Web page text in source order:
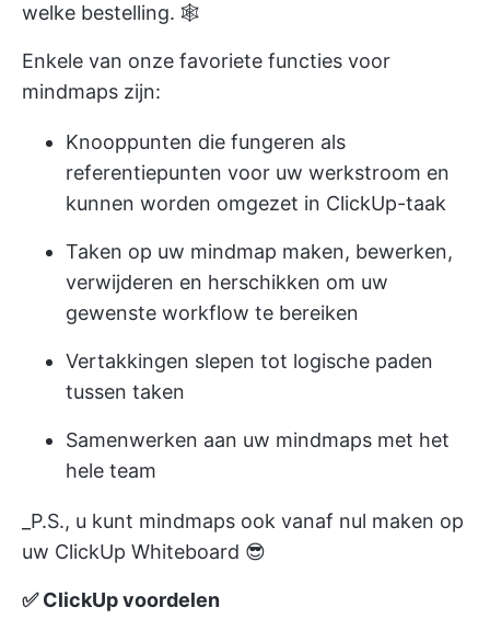
welke bestelling. 🕸
Enkele van onze favoriete functies voor
mindmaps zijn:
Knooppunten die fungeren als
referentiepunten voor uw werkstroom en
kunnen worden omgezet in ClickUp-taak
Taken op uw mindmap maken, bewerken,
verwijderen en herschikken om uw
gewenste workflow te bereiken
Vertakkingen slepen tot logische paden
tussen taken
Samenwerken aan uw mindmaps met het
hele team
_P.S., u kunt mindmaps ook vanaf nul maken op
uw ClickUp Whiteboard 😎
✅ ClickUp voordelen